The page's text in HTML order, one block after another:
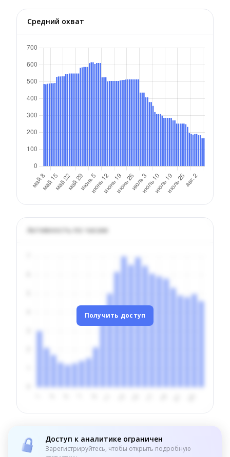
Средний охват
Активность по часам
Получить доступ
Доступ к аналитике ограничен
Зарегистрируйтесь, чтобы открыть подробную